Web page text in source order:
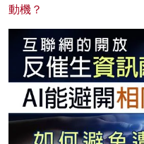
動機？